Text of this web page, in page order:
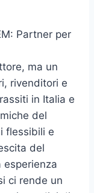
Partner per
ma un
rivenditori e
in Italia e
del
flessibili e
del
esperienza
ci rende un